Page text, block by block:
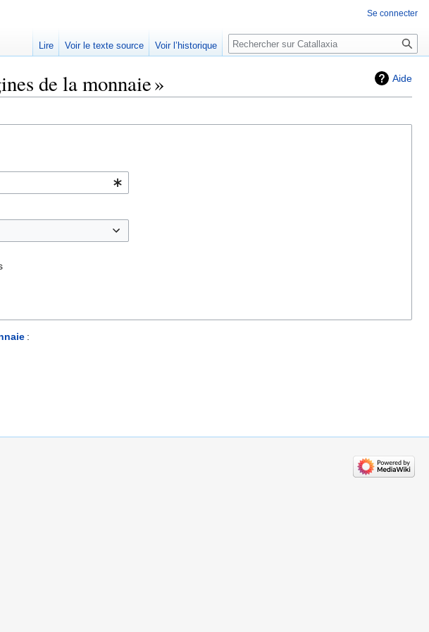
Aide
de la monnaie »
:
Se connecter
Lire Voir le texte source Voir l’historique Rechercher